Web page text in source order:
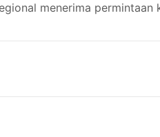
menerima